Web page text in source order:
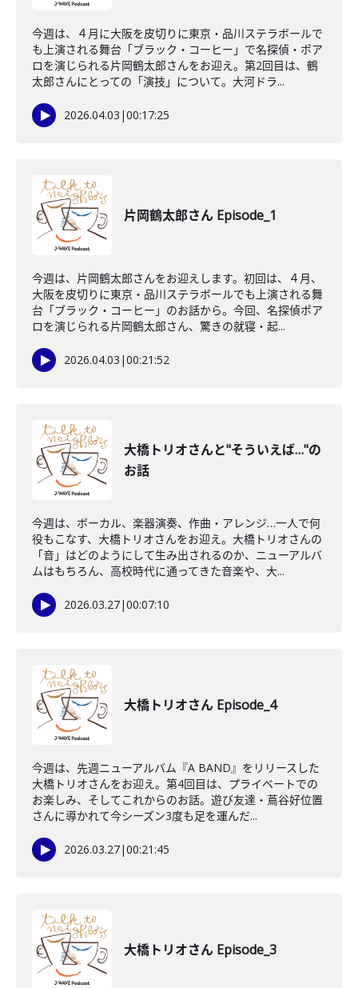
今週は、４月に大阪を皮切りに東京・品川ステラボールで
も上演される舞台「ブラック・コーヒー」で名探偵・ポア
ロを演じられる片岡鶴太郎さんをお迎え。第2回目は、鶴
太郎さんにとっての「演技」について。大河ドラ...
2026.04.03 |00:17:25
片岡鶴太郎さん Episode_1
今週は、片岡鶴太郎さんをお迎えします。初回は、４月、
大阪を皮切りに東京・品川ステラボールでも上演される舞
台「ブラック・コーヒー」のお話から。今回、名探偵ポア
ロを演じられる片岡鶴太郎さん、驚きの就寝・起...
2026.04.03 |00:21:52
大橋トリオさんと"そういえば…"の
お話
今週は、ボーカル、楽器演奏、作曲・アレンジ…一人で何
役もこなす、大橋トリオさんをお迎え。大橋トリオさんの
「音」はどのようにして生み出されるのか、ニューアルバ
ムはもちろん、高校時代に通ってきた音楽や、大...
2026.03.27|00:07:10
大橋トリオさん Episode_4
今週は、先週ニューアルバム『A BAND』をリリースした
大橋トリオさんをお迎え。第4回目は、プライベートでの
お楽しみ、そしてこれからのお話。遊び友達・蔦谷好位置
さんに導かれて今シーズン3度も足を運んだ...
2026.03.27|00:21:45
大橋トリオさん Episode_3